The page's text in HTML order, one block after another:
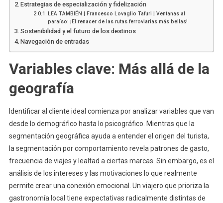
Estrategias de especialización y fidelización
LEA TAMBIÉN | Francesco Lovaglio Tafuri | Ventanas al
paraíso: ¡El renacer de las rutas ferroviarias más bellas!
Sostenibilidad y el futuro de los destinos
Navegación de entradas
Variables clave: Más allá de la
geografía
Identificar al cliente ideal comienza por analizar variables que van
desde lo demográfico hasta lo psicográfico. Mientras que la
segmentación geográfica ayuda a entender el origen del turista,
la segmentación por comportamiento revela patrones de gasto,
frecuencia de viajes y lealtad a ciertas marcas. Sin embargo, es el
análisis de los intereses y las motivaciones lo que realmente
permite crear una conexión emocional. Un viajero que prioriza la
gastronomía local tiene expectativas radicalmente distintas de